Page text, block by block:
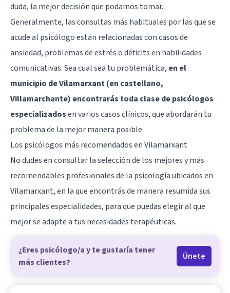
duda, la mejor decisión que podamos tomar.
Generalmente, las consultas más habituales por las que se
acude al psicólogo están relacionadas con casos de
ansiedad, problemas de estrés o déficits en habilidades
comunicativas. Sea cual sea tu problemática, en el
municipio de Vilamarxant (en castellano,
Villamarchante) encontrarás toda clase de psicólogos
especializadosen varios casos clínicos, que abordarán tu
problema de la mejor manera posible.
Los psicólogos más recomendados en Vilamarxant
No dudes en consultar la selección de los mejores y más
recomendables profesionales de la psicología ubicados en
Vilamarxant, en la que encontrás de manera resumida sus
principales especialidades, para que puedas elegir al que
mejor se adapte a tus necesidades terapéuticas.
¿Eres psicólogo/a y te gustaría tener
más clientes?
Únete